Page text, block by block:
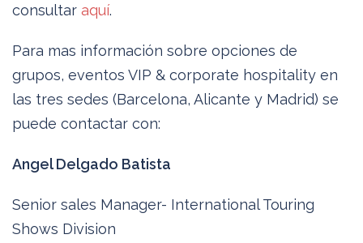
consultar aquí.
Para mas información sobre opciones de
grupos, eventos VIP & corporate hospitality en
las tres sedes (Barcelona, Alicante y Madrid) se
puede contactar con:
Angel Delgado Batista
Senior sales Manager- International Touring
Shows Division